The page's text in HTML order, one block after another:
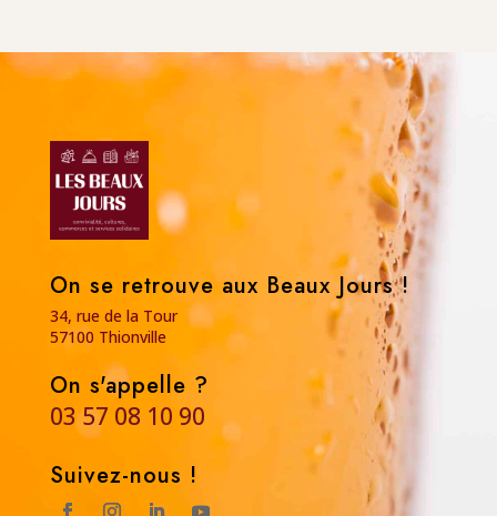
On se retrouve aux Beaux Jours !
34, rue de la Tour
57100 Thionville
On s'appelle ?
03 57 08 10 90
Suivez-nous !